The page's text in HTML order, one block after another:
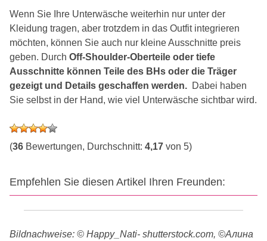
Wenn Sie Ihre Unterwäsche weiterhin nur unter der
Kleidung tragen, aber trotzdem in das Outfit integrieren
möchten, können Sie auch nur kleine Ausschnitte preis
geben. Durch Off-Shoulder-Oberteile oder tiefe
Ausschnitte können Teile des BHs oder die Träger
gezeigt und Details geschaffen werden. Dabei haben
Sie selbst in der Hand, wie viel Unterwäsche sichtbar wird.
(36 Bewertungen, Durchschnitt: 4,17 von 5)
Empfehlen Sie diesen Artikel Ihren Freunden:
Bildnachweise: © Happy_Nati- shutterstock.com, ©Алина